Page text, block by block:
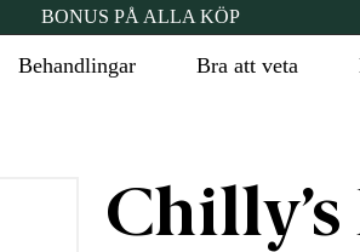
BONUS PÅ ALLA KÖP
Behandlingar Bra att veta